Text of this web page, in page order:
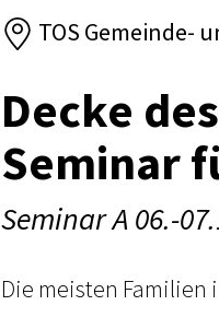
TOS Gemeinde-
Decke
Seminar
Seminar A 06.-
Die meisten Familien